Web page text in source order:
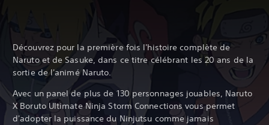
Découvrez pour la première fois l'histoire complète de
Naruto et de Sasuke, dans ce titre célébrant les 20 ans de la
sortie de l'animé Naruto.
Avec un panel de plus de 130 personnages jouables, Naruto
X Boruto Ultimate Ninja Storm Connections vous permet
d'adopter la puissance du Ninjutsu comme jamais